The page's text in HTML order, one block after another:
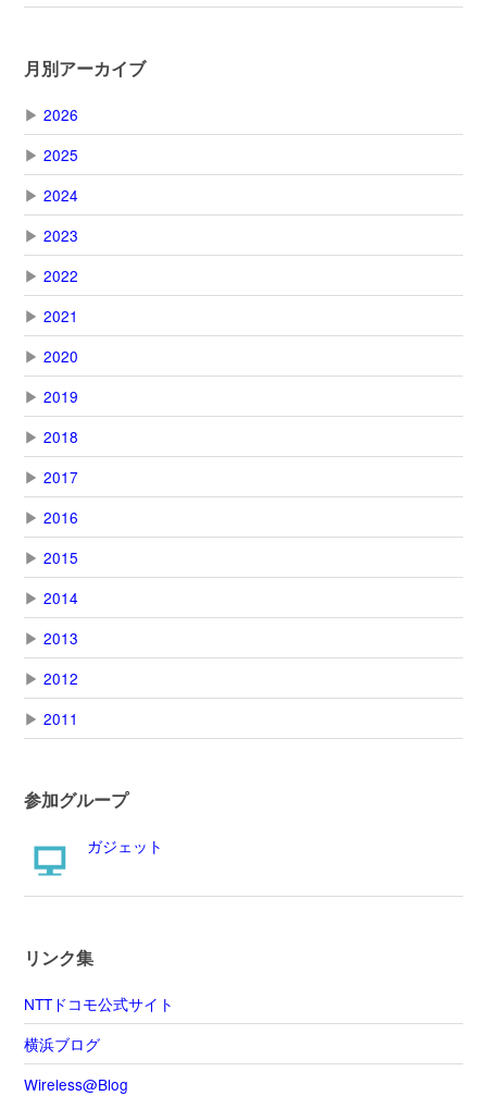
月別アーカイブ
▶ 2026
▶ 2025
▶ 2024
▶ 2023
▶ 2022
▶ 2021
▶ 2020
▶ 2019
▶ 2018
▶ 2017
▶ 2016
▶ 2015
▶ 2014
▶ 2013
▶ 2012
▶ 2011
参加グループ
ガジェット
リンク集
NTTドコモ公式サイト
横浜ブログ
Wireless@Blog